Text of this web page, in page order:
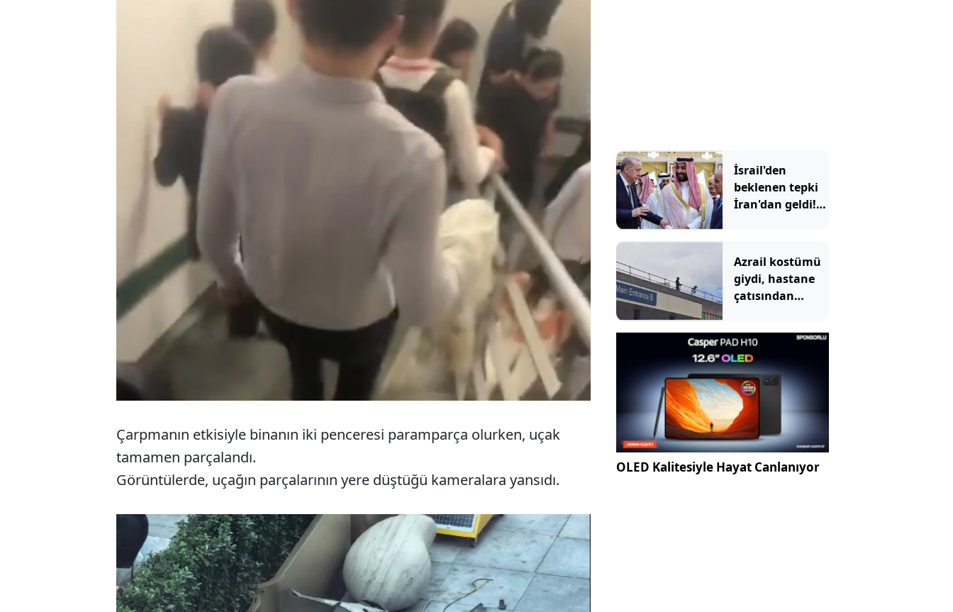
Çarpmanın etkisiyle binanın iki penceresi paramparça olurken, uçak
tamamen parçalandı.
Görüntülerde, uçağın parçalarının yere düştüğü kameralara yansıdı.
İsrail'den
beklenen tepki
İran'dan geldi!
Tahran'ı kızdırdı
Azrail kostümü
giydi, hastane
çatısından
göründü:
Mahkemede
ilginç savunma
OLED Kalitesiyle Hayat Canlanıyor